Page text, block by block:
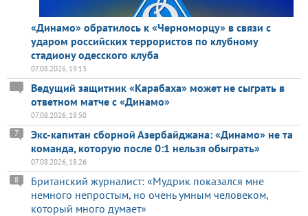
«Динамо» обратилось к «Черноморцу» в связи с
ударом российских террористов по клубному
стадиону одесского клуба
07.08.2026, 19:13
Ведущий защитник «Карабаха» может не сыграть в
ответном матче с «Динамо»
07.08.2026, 18:50
Экс-капитан сборной Азербайджана: «Динамо» не та
команда, которую после 0:1 нельзя обыграть»
7
07.08.2026, 18:26
Британский журналист: «Мудрик показался мне
немного непростым, но очень умным человеком,
который много думает»
8